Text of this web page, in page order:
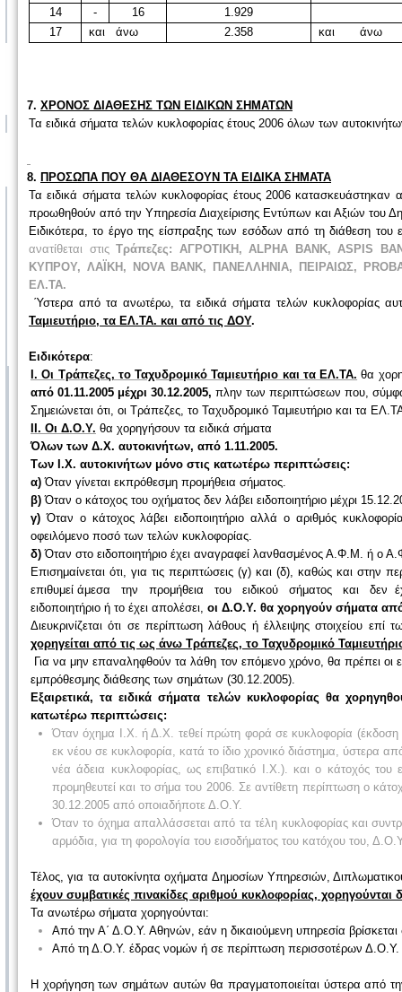
14
- 16
1.929
17
και άνω 2.358 και άνω
7. ΧΡΟΝΟΣ ΔΙΑΘΕΣΗΣ ΤΩΝ ΕΙΔΙΚΩΝ ΣΗΜΑΤΩΝ
Τα ειδικά σήματα τελών κυκλοφορίας έτους 2006 όλων των
8. ΠΡΟΣΩΠΑ ΠΟΥ ΘΑ ΔΙΑΘΕΣΟΥΝ ΤΑ ΕΙΔΙΚΑ ΣΗΜΑΤΑ
Τα ειδικά σήματα τελών κυκλοφορίας έτους 2006
προωθηθούν από την Υπηρεσία Διαχείρισης Εντύπων και Αξιών
Ειδικότερα, το έργο της είσπραξης των εσόδων από τη διάθεση του
ανατίθεται στιςΤράπεζες: ΑΓΡΟΤΙΚΗ, ALPHA BANK, ASPIS
ΚΥΠΡΟΥ, ΛΑΪΚΗ,
NOVA BANK, ΠΑΝΕΛΛΉΝΙΑ, ΠΕΙΡΑΙΩΣ,
ΕΛ.ΤΑ.
Ύστερα από τα ανωτέρω, τα ειδικά σήματα τελών κυκλοφορίας
Ταμιευτήριο, τα ΕΛ.ΤΑ. και από τις ΔΟΥ.
Ειδικότερα:
Ι. Οι Τράπεζες, το Ταχυδρομικό Ταμιευτήριο και τα ΕΛ.ΤΑ. θα
από 01.11.2005 μέχρι 30.12.2005, πλην των περιπτώσεων που,
Σημειώνεται ότι, οι Τράπεζες, το Ταχυδρομικό Ταμιευτήριο και τα
ΙΙ. Οι Δ.Ο.Υ. θα χορηγήσουν τα ειδικά σήματα
Όλων των Δ.Χ. αυτοκινήτων, από 1.11.2005.
Των Ι.Χ. αυτοκινήτων μόνο στις κατωτέρω περιπτώσεις:
α) Όταν γίνεται εκπρόθεσμη προμήθεια σήματος.
β) Όταν ο κάτοχος του οχήματος δεν λάβει ειδοποιητήριο μέχρι
γ) Όταν ο κάτοχος λάβει ειδοποιητήριο αλλά ο αριθμός
οφειλόμενο ποσό των τελών κυκλοφορίας.
δ)Όταν στο ειδοποιητήριο έχει αναγραφεί λανθασμένος Α.Φ.Μ. ή
Επισημαίνεται ότι, για τις περιπτώσεις (γ) και (δ), καθώς και
επιθυμεί άμεσα την προμήθεια του ειδικού σήματος και δεν
ειδοποιητήριο ή το έχει απολέσει, οι Δ.Ο.Υ. θα χορηγούν σήματα
Διευκρινίζεται ότι σε περίπτωση λάθους ή έλλειψης στοιχείου επί
χορηγείται από τις ως άνω Τράπεζες, το Ταχυδρομικό
Για να μην επαναληφθούν τα λάθη τον επόμενο χρόνο, θα πρέπει οι
εμπρόθεσμης διάθεσης των σημάτων (30.12.2005).
Εξαιρετικά, τα ειδικά σήματα τελών κυκλοφορίας θα
κατωτέρω περιπτώσεις:
Όταν όχημα Ι.Χ. ή Δ.Χ. τεθεί πρώτη φορά σε κυκλοφορία (έκδοση
εκ νέου σε κυκλοφορία, κατά το ίδιο χρονικό διάστημα, ύστερα
νέα άδεια κυκλοφορίας, ως επιβατικό Ι.Χ.). και ο κάτοχός
προμηθευτεί και το σήμα του 2006. Σε αντίθετη περίπτωση ο
30.12.2005 από οποιαδήποτε Δ.Ο.Υ.
Όταν το όχημα απαλλάσσεται από τα τέλη κυκλοφορίας και
αρμόδια, για τη φορολογία του εισοδήματος του κατόχου του,
Τέλος, για τα αυτοκίνητα οχήματα Δημοσίων Υπηρεσιών,
έχουν συμβατικές πινακίδες αριθμού κυκλοφορίας,
Τα ανωτέρω σήματα χορηγούνται:
Από την Α΄ Δ.Ο.Υ. Αθηνών, εάν η δικαιούμενη υπηρεσία βρίσκεται
Από τη Δ.Ο.Υ. έδρας νομών ή σε περίπτωση περισσοτέρων
Η χορήγηση των σημάτων αυτών θα πραγματοποιείται ύστερα από